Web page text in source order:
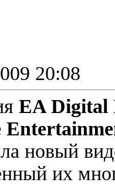
20:08
EA Digital
новый
их